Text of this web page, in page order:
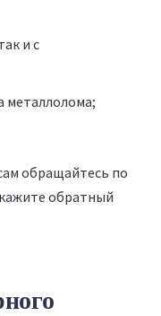
и с
металлолома;
обращайтесь по
обратный